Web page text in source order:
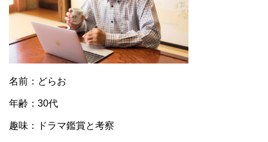
名前：どらお
年齢：30代
趣味：ドラマ鑑賞と考察